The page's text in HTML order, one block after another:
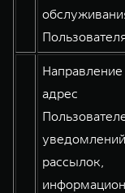
Направление
адрес
рассылок,